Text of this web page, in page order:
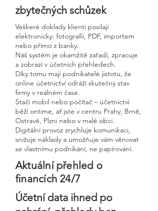
zbytečných schůzek
Veškeré doklady klienti posílají
elektronicky: fotografií, PDF, importem
nebo přímo z banky.
Náš systém je okamžitě zařadí, zpracuje
a zobrazí v účetních přehledech.
Díky tomu mají podnikatelé jistotu, že
online účetnictví odráží skutečný stav
firmy v reálném čase.
Stačí mobil nebo počítač – účetnictví
běží ontime, ať jste v centru Prahy, Brně,
Ostravě, Plzni nebo v malé obci.
Digitální provoz zrychluje komunikaci,
snižuje náklady a umožňuje vám věnovat
se vlastnímu podnikání, ne papírování.
Aktuální přehled o
financích 24/7
Účetní data ihned po